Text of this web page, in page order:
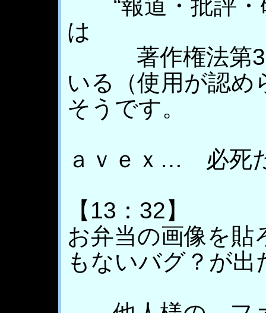
“報道・批評・
は
著作権法第32
いる（使用が認め
そうです。
ａｖｅｘ… 必死
【13：32】
お弁当の画像を貼
もないバグ？が出